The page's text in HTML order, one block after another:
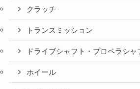
クラッチ
トランスミッション
ドライブシャフト・プロペラシャ
ホイール